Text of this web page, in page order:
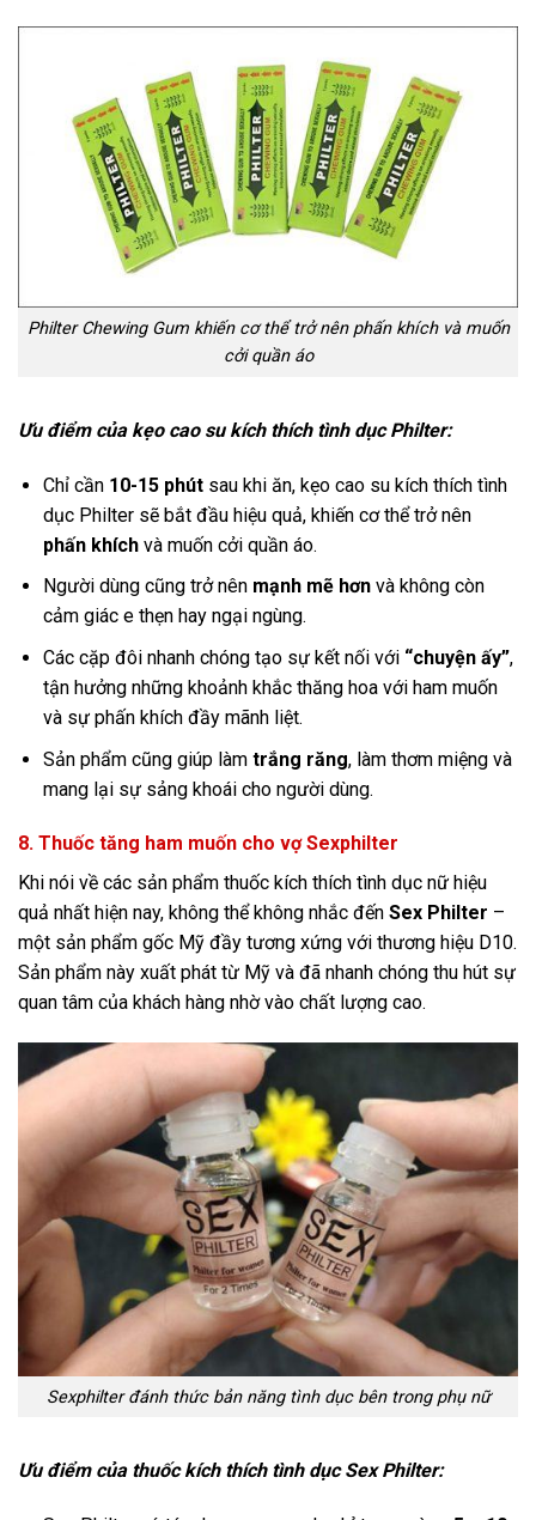
Philter Chewing Gum khiến cơ thể trở nên phấn khích và muốn
cởi quần áo
Ưu điểm của kẹo cao su kích thích tình dục Philter:
Chỉ cần 10-15 phútsau khi ăn, kẹo cao su kích thích tình
dục Philter sẽ bắt đầu hiệu quả, khiến cơ thể trở nên
phấn khíchvà muốn cởi quần áo.
Người dùng cũng trở nên mạnh mẽ hơnvà không còn
cảm giác e thẹn hay ngại ngùng.
Các cặp đôi nhanh chóng tạo sự kết nối với “chuyện ấy”,
tận hưởng những khoảnh khắc thăng hoa với ham muốn
và sự phấn khích đầy mãnh liệt.
Sản phẩm cũng giúp làmtrắng răng, làm thơm miệng và
mang lại sự sảng khoái cho người dùng.
8. Thuốc tăng ham muốn cho vợ Sexphilter
Khi nói về các sản phẩm thuốc kích thích tình dục nữ hiệu
quả nhất hiện nay, không thể không nhắc đến Sex Philter –
một sản phẩm gốc Mỹ đầy tương xứng với thương hiệu D10.
Sản phẩm này xuất phát từ Mỹ và đã nhanh chóng thu hút sự
quan tâm của khách hàng nhờ vào chất lượng cao.
Sexphilter đánh thức bản năng tình dục bên trong phụ nữ
Ưu điểm của thuốc kích thích tình dục Sex Philter: